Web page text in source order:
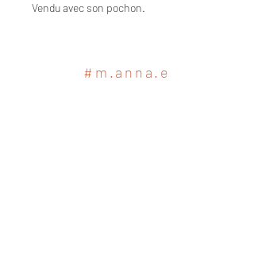
Vendu avec son pochon.
#m.anna.e